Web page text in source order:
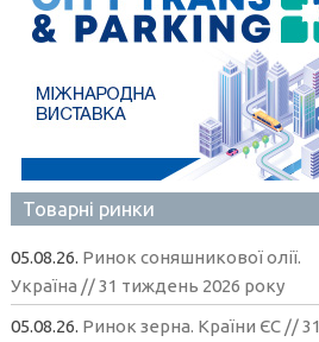
Товарні ринки
05.08.26. Ринок соняшникової олії.
Україна // 31 тиждень 2026 року
05.08.26. Ринок зерна. Країни ЄС // 31